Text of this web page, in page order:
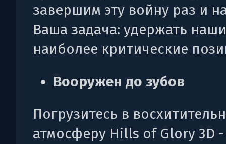
завершим эту войну раз и
Ваша задача: удержать наши
наиболее критические
Вооружен до зубов
Погрузитесь в
атмосферу Hills of Glory 3D